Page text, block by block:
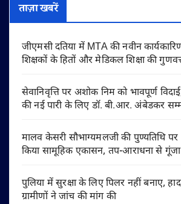
ताज़ा खबरें
जीएमसी दतिया में MTA की नवीन
शिक्षकों के हितों और मेडिकल शिक्षा की
सेवानिवृत्ति पर अशोक निम को भावपूर्ण
की नई पारी के लिए डॉ. बी.आर. अंबेडकर
मालव केसरी सौभाग्यमलजी की पुण्यतिथि
किया सामूहिक एकासन, तप-आराधना से
पुलिया में सुरक्षा के लिए पिलर नहीं बनाए,
ग्रामीणों ने जांच की मांग की